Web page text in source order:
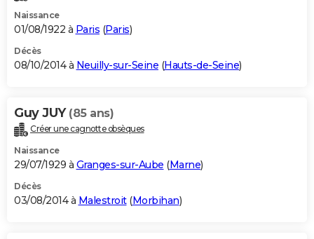
Naissance
01/08/1922 à Paris (Paris)
Décès
08/10/2014 à Neuilly-sur-Seine (Hauts-de-Seine)
Guy JUY (85 ans)
Créer une cagnotte obsèques
Naissance
29/07/1929 à Granges-sur-Aube (Marne)
Décès
03/08/2014 à Malestroit(Morbihan)